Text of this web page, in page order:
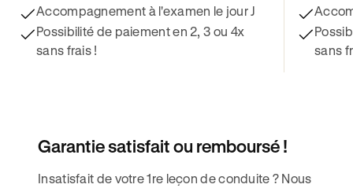
Accompagnement à l'examen le jour J
Possibilité de paiement en 2, 3 ou 4x
sans frais !
sans
Garantie satisfait ou remboursé !
Insatisfait de votre 1re leçon de conduite ? Nous